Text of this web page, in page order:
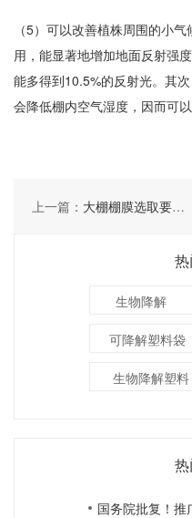
（5）可以改善植株周围的小
用，能显著地增加地面反射强
能多得到10.5%的反射光。其
会降低棚内空气湿度，因而可以
上一篇： 大棚棚膜选取要掌握几点
生物降解
可降解塑料袋
生物降解塑料